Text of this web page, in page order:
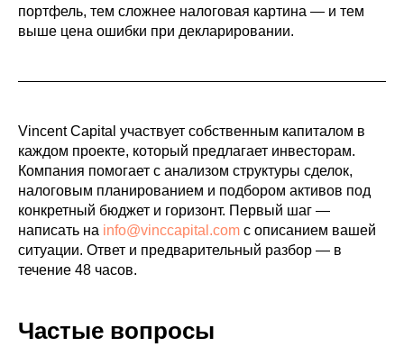
портфель, тем сложнее налоговая картина — и тем
выше цена ошибки при декларировании.
Vincent Capital участвует собственным капиталом в
каждом проекте, который предлагает инвесторам.
Компания помогает с анализом структуры сделок,
налоговым планированием и подбором активов под
конкретный бюджет и горизонт. Первый шаг —
написать на info@vinccapital.com с описанием вашей
ситуации. Ответ и предварительный разбор — в
течение 48 часов.
Частые вопросы